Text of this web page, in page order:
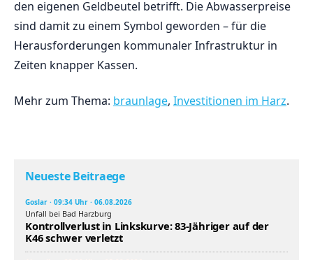
den eigenen Geldbeutel betrifft. Die Abwasserpreise
sind damit zu einem Symbol geworden – für die
Herausforderungen kommunaler Infrastruktur in
Zeiten knapper Kassen.
Mehr zum Thema: braunlage, Investitionen im Harz.
Neueste Beitraege
Goslar · 09:34 Uhr · 06.08.2026
Unfall bei Bad Harzburg
Kontrollverlust in Linkskurve: 83-Jähriger auf der
K46 schwer verletzt